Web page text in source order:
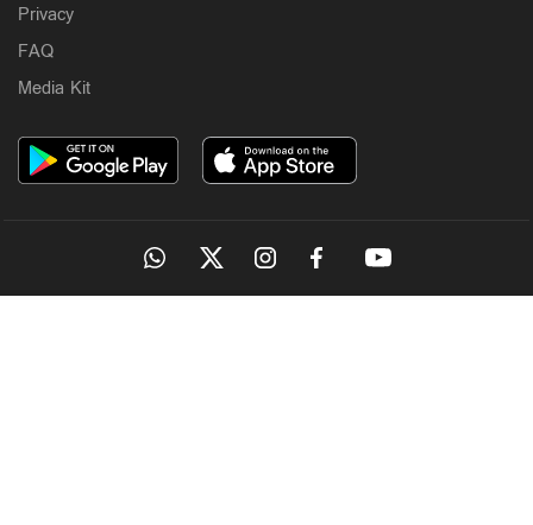
Privacy
FAQ
Media Kit